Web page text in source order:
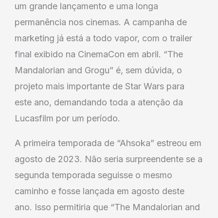
um grande lançamento e uma longa
permanência nos cinemas. A campanha de
marketing já está a todo vapor, com o trailer
final exibido na CinemaCon em abril. “The
Mandalorian and Grogu” é, sem dúvida, o
projeto mais importante de Star Wars para
este ano, demandando toda a atenção da
Lucasfilm por um período.
A primeira temporada de “Ahsoka” estreou em
agosto de 2023. Não seria surpreendente se a
segunda temporada seguisse o mesmo
caminho e fosse lançada em agosto deste
ano. Isso permitiria que “The Mandalorian and